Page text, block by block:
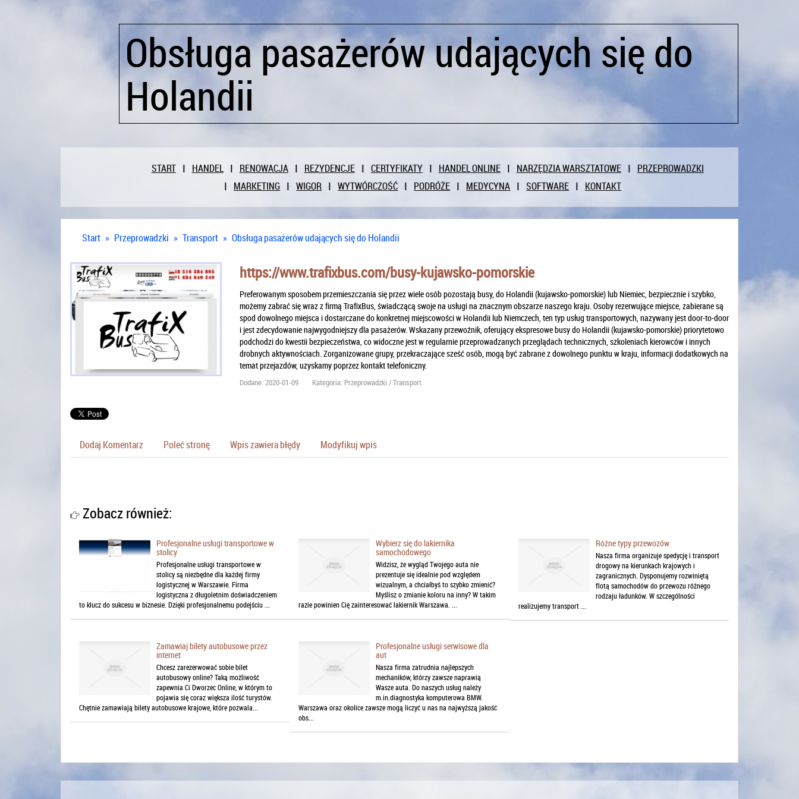
Obsługa pasażerów udających się do
Holandii
START HANDEL RENOWACJA REZYDENCJE CERTYFIKATY HANDEL ONLINE NARZĘDZIA WARSZTATOWE
PRZEPROWADZKI
MARKETING
WIGOR WYTWÓRCZOŚĆ PODRÓŻE MEDYCYNA SOFTWARE KONTAKT
Start » Przeprowadzki » Transport » Obsługa pasażerów udających się do Holandii
https://www.trafixbus.com/busy-kujawsko-pomorskie
Preferowanym sposobem przemieszczania się przez wiele osób pozostają busy, do Holandii (kujawsko-pomorskie) lub Niemiec, bezpiecznie i szybko,
możemy zabrać się wraz z firmą TrafixBus, świadczącą swoje na usługi na znacznym obszarze naszego kraju. Osoby rezerwujące miejsce, zabierane są
spod dowolnego miejsca i dostarczane do konkretnej miejscowości w Holandii lub Niemczech, ten typ usług transportowych, nazywany jest door-to-door
i jest zdecydowanie najwygodniejszy dla pasażerów. Wskazany przewoźnik, oferujący ekspresowe busy do Holandii (kujawsko-pomorskie) priorytetowo
podchodzi do kwestii bezpieczeństwa, co widoczne jest w regularnie przeprowadzanych przeglądach technicznych, szkoleniach kierowców i innych
drobnych aktywnościach. Zorganizowane grupy, przekraczające sześć osób, mogą być zabrane z dowolnego punktu w kraju, informacji dodatkowych na
temat przejazdów, uzyskamy poprzez kontakt telefoniczny.
Dodane: 2020-01-09 Kategoria: Przeprowadzki / Transport
Dodaj Komentarz Poleć stronę Wpis zawiera błędy Modyfikuj wpis
Zobacz również:
Profesjonalne usługi transportowe w
stolicy
Profesjonalne usługi transportowe w
stolicy są niezbędne dla każdej firmy
logistycznej w Warszawie. Firma
logistyczna z długoletnim doświadczeniem
to klucz do sukcesu w biznesie. Dzięki profesjonalnemu podejściu ...
Wybierz się do lakiernika
samochodowego
Widzisz, że wygląd Twojego auta nie
prezentuje się idealnie pod względem
wizualnym, a chciałbyś to szybko zmienić?
Myślisz o zmianie koloru na inny? W takim
razie powinien Cię zainteresować lakiernik Warszawa. ...
Różne typy przewozów
Nasza firma organizuje spedycję i transport
drogowy na kierunkach krajowych i
zagranicznych. Dysponujemy rozwiniętą
flotą samochodów do przewozu różnego
rodzaju ładunków. W szczególności
realizujemy transport ...
Zamawiaj bilety autobusowe przez
internet
Chcesz zarezerwować sobie bilet
autobusowy online? Taką możliwość
zapewnia Ci Dworzec Online, w którym to
pojawia się coraz większa ilość turystów.
Chętnie zamawiają bilety autobusowe krajowe, które pozwala...
Profesjonalne usługi serwisowe dla
aut
Nasza firma zatrudnia najlepszych
mechaników, którzy zawsze naprawią
Wasze auta. Do naszych usług należy
m.in.diagnostyka komputerowa BMW.
Warszawa oraz okolice zawsze mogą liczyć u nas na najwyższą jakość
obs...